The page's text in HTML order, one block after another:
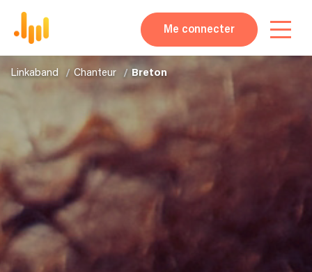
Me connecter
Linkaband Chanteur Breton